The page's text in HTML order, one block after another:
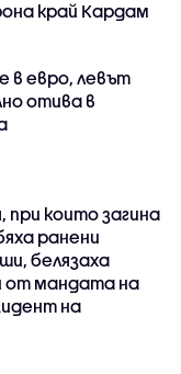
край Кардам
в евро, левът
отива в
при които загина
ранени
белязаха
от мандата на
на